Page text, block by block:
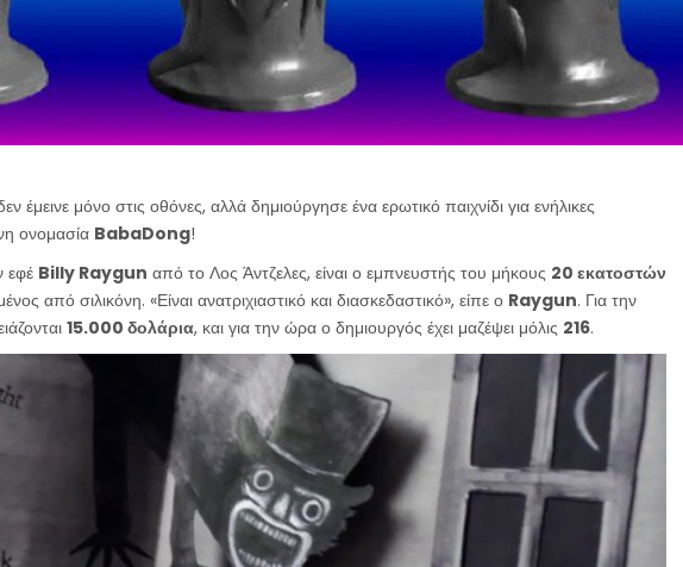
έμεινε μόνο στις οθόνες, αλλά δημιούργησε ένα ερωτικό παιχνίδι για ενήλικες
ονομασία BabaDong!
εφέ Billy Raygun από το Λος Άντζελες, είναι ο εμπνευστής του μήκους 20 εκατοστών
από σιλικόνη. «Είναι ανατριχιαστικό και διασκεδαστικό», είπε ο Raygun. Για την
15.000 δολάρια, και για την ώρα ο δημιουργός έχει μαζέψει μόλις 216.